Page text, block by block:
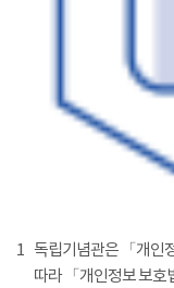
1 독립기념관은 「개인
따라 「개인정보 보호